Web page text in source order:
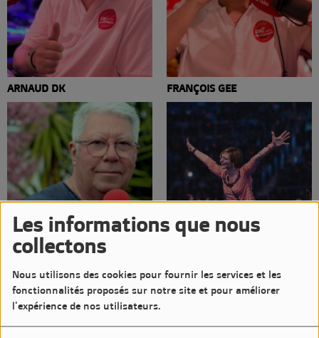
Les informations que nous
collectons
Nous utilisons des cookies pour fournir les services et les
fonctionnalités proposés sur notre site et pour améliorer
l'expérience de nos utilisateurs.
ARNAUD DK FRANÇOIS GEE
JEAN-LUC CATURLA AUDITEUR(RICE)S